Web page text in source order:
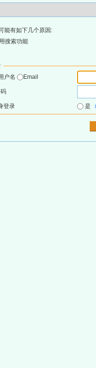
能有如下几个原因:
搜索功能
户名
Email
登录 是